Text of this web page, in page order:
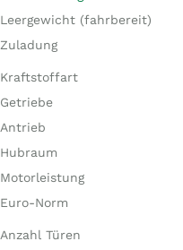
Leergewicht (fahrbereit)
Zuladung
Kraftstoffart
Getriebe
Antrieb
Hubraum
Motorleistung
Euro-Norm
Anzahl Türen